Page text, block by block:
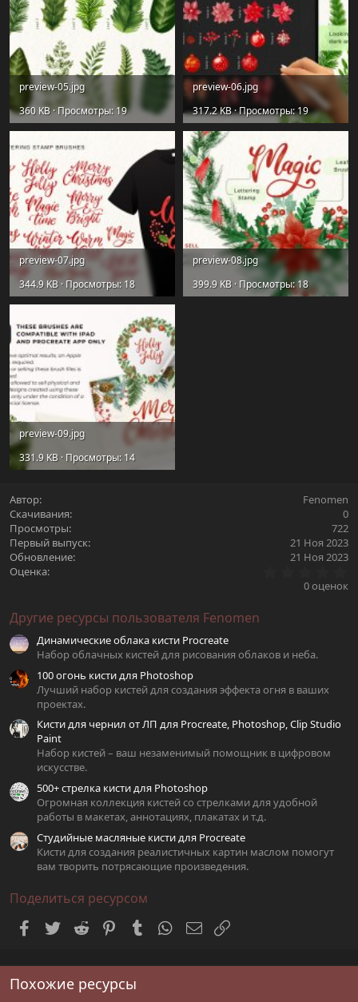
preview-05.jpg
360 KB · Просмотры: 19
preview-06.jpg
317.2 KB · Просмотры: 19
preview-07.jpg
344.9 KB · Просмотры: 18
preview-08.jpg
399.9 KB · Просмотры: 18
preview-09.jpg
331.9 KB · Просмотры: 14
Автор
Fenomen
Скачивания
0
Просмотры
722
Первый выпуск
21 Ноя 2023
Обновление
21 Ноя 2023
Оценка
0
0 оценок
Другие ресурсы пользователя Fenomen
Динамические облака кисти Procreate
Набор облачных кистей для рисования облаков и неба.
100 огонь кисти для Photoshop
Лучший набор кистей для создания эффекта огня в ваших
проектах.
Кисти для чернил от ЛП для Procreate, Photoshop, Clip Studio
Paint
Набор кистей – ваш незаменимый помощник в цифровом
искусстве.
500+ стрелка кисти для Photoshop
Огромная коллекция кистей со стрелками для удобной
работы в макетах, аннотациях, плакатах и т.д.
Студийные масляные кисти для Procreate
Кисти для создания реалистичных картин маслом помогут
вам творить потрясающие произведения.
Поделиться ресурсом
Facebook
Twitter Reddit PinterestTumblrWhatsAppЭлектронная почта
Похожие ресурсы